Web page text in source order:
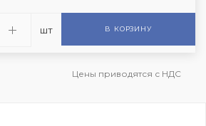
шт В КОРЗИНУ
Цены приводятся с НДС